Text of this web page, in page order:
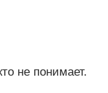
не понимает.